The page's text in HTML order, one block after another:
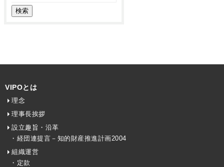
VIPOとは
理念
理事長挨拶
設立趣旨・沿革
・経団連提言－知的財産推進計画2004
組織運営
・定款